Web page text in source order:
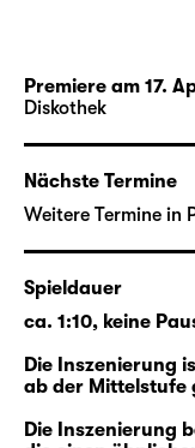
Lilos Eltern
finden die
eines ganz
und fliegendes
märchenhafte
entführt.
Die Reise der
Premiere am 17.
Diskothek
Nächste Termine
Weitere Termine in
Spieldauer
ca. 1:10, keine
Die Inszenierung
ab der Mittelstufe
Die Inszenierung